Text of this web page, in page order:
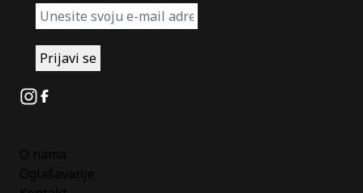
Instagram
Facebook